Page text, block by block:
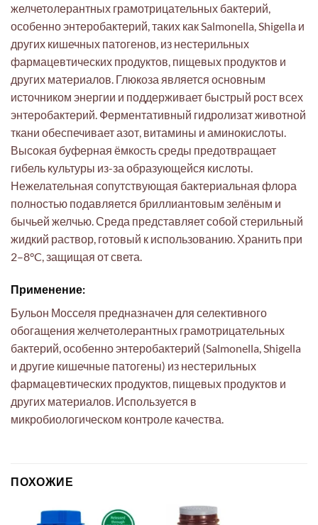
желчетолерантных грамотрицательных бактерий,
особенно энтеробактерий, таких как Salmonella, Shigella и
других кишечных патогенов, из нестерильных
фармацевтических продуктов, пищевых продуктов и
других материалов. Глюкоза является основным
источником энергии и поддерживает быстрый рост всех
энтеробактерий. Ферментативный гидролизат животной
ткани обеспечивает азот, витамины и аминокислоты.
Высокая буферная ёмкость среды предотвращает
гибель культуры из-за образующейся кислоты.
Нежелательная сопутствующая бактериальная флора
полностью подавляется бриллиантовым зелёным и
бычьей желчью. Среда представляет собой стерильный
жидкий раствор, готовый к использованию. Хранить при
2–8°C, защищая от света.
Применение:
Бульон Мосселя предназначен для селективного
обогащения желчетолерантных грамотрицательных
бактерий, особенно энтеробактерий (Salmonella, Shigella
и другие кишечные патогены) из нестерильных
фармацевтических продуктов, пищевых продуктов и
других материалов. Используется в
микробиологическом контроле качества.
ПОХОЖИЕ